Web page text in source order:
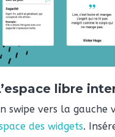
libre
swipe vers la gauche
des widgets.